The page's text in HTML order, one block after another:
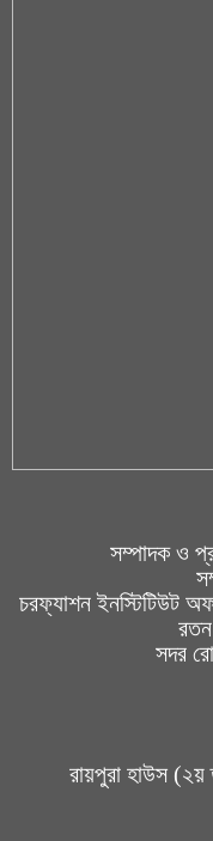
সম্পাদক ও
চরফ্যাশন ইনস্টিটিউট
সদর
রায়পুরা হাউস